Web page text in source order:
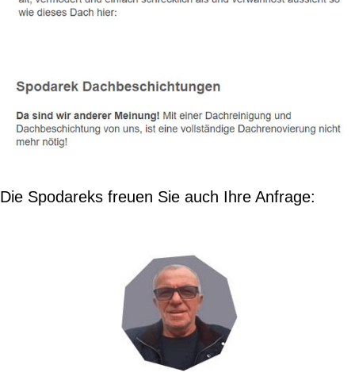
Die Spodareks freuen Sie auch Ihre Anfrage: